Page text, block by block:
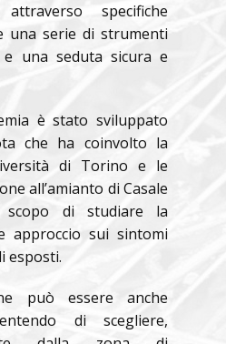
specifiche
una serie di strumenti
una seduta sicura e
è stato sviluppato
che ha coinvolto la
di Torino e le
all’amianto di Casale
scopo di studiare la
approccio sui sintomi
esposti.
può essere anche
di scegliere,